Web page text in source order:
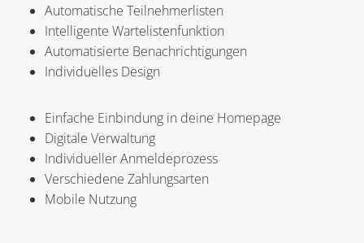
Automatische Teilnehmerlisten
Intelligente Wartelistenfunktion
Automatisierte Benachrichtigungen
Individuelles Design
Einfache Einbindung in deine Homepage
Digitale Verwaltung
Individueller Anmeldeprozess
Verschiedene Zahlungsarten
Mobile Nutzung